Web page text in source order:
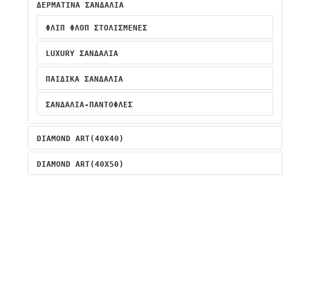
ΔΕΡΜΑΤΙΝΑ ΣΑΝΔΑΛΙΑ
ΦΛΙΠ ΦΛΟΠ ΣΤΟΛΙΣΜΈΝΕΣ
LUXURY ΣΑΝΔΆΛΙΑ
ΠΑΙΔΙΚΆ ΣΑΝΔΆΛΙΑ
ΣΑΝΔΆΛΙΑ-ΠΑΝΤΌΦΛΕΣ
DIAMOND ART(40X40)
DIAMOND ART(40X50)